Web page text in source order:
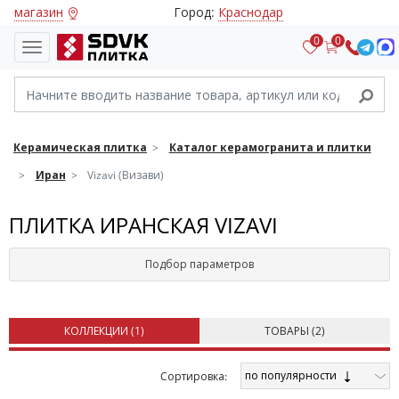
магазин Город: Краснодар
0 0
Керамическая плитка
Каталог керамогранита и плитки
Иран
Vizavi (Визави)
ПЛИТКА ИРАНСКАЯ VIZAVI
Подбор параметров
КОЛЛЕКЦИИ (1) ТОВАРЫ (2)
Cортировка: по популярности